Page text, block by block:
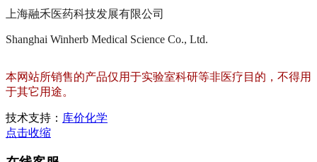
上海融禾医药科技发展有限公司
Shanghai Winherb Medical Science Co., Ltd.
本网站所销售的产品仅用于实验室科研等非医疗目的，不得用
于其它用途。
技术支持： 库价化学
点击收缩